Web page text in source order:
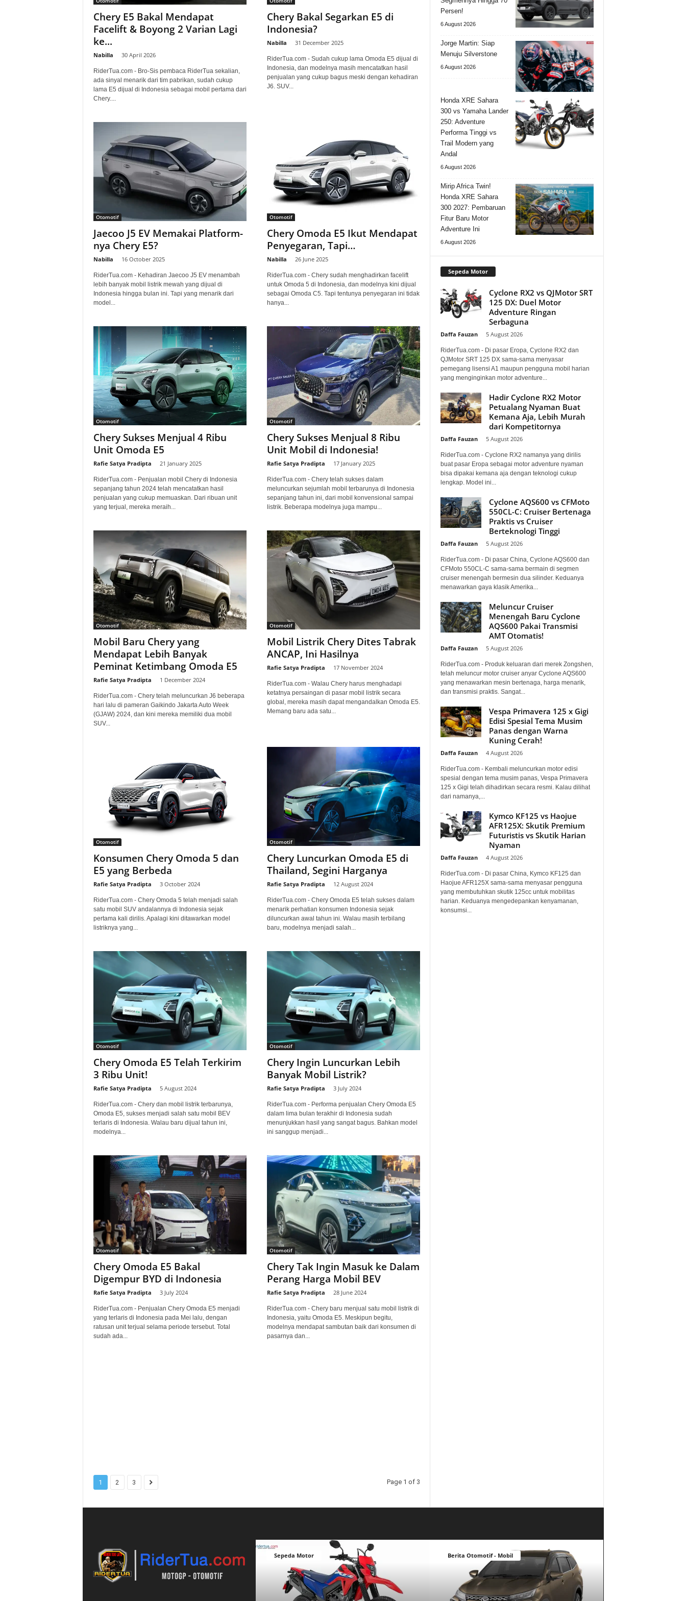
a
.
o
Chery E5 Bakal Mendapat
Facelift & Boyong 2 Varian Lagi
ke...
Nabilla 30 April 2026
RiderTua.com - Bro-Sis pembaca RiderTua sekalian,
ada sinyal menarik dari tim pabrikan, sudah cukup
lama E5 dijual di Indonesia sebagai mobil pertama dari
Chery....
Chery Bakal Segarkan E5 di
Indonesia?
Nabilla 31 December 2025
RiderTua.com - Sudah cukup lama Omoda E5 dijual di
Indonesia, dan modelnya masih mencatatkan hasil
penjualan yang cukup bagus meski dengan kehadiran
J6. SUV...
Otomotif
Jaecoo J5 EV Memakai Platform-
nya Chery E5?
Nabilla 16 October 2025
RiderTua.com - Kehadiran Jaecoo J5 EV menambah
lebih banyak mobil listrik mewah yang dijual di
Indonesia hingga bulan ini. Tapi yang menarik dari
model...
Otomotif
Chery Omoda E5 Ikut Mendapat
Penyegaran, Tapi…
Nabilla 26 June 2025
RiderTua.com - Chery sudah menghadirkan facelift
untuk Omoda 5 di Indonesia, dan modelnya kini dijual
sebagai Omoda C5. Tapi tentunya penyegaran ini tidak
hanya...
Otomotif
Chery Sukses Menjual 4 Ribu
Unit Omoda E5
Rafie Satya Pradipta 21 January 2025
RiderTua.com - Penjualan mobil Chery di Indonesia
sepanjang tahun 2024 telah mencatatkan hasil
penjualan yang cukup memuaskan. Dari ribuan unit
yang terjual, mereka meraih...
Otomotif
Chery Sukses Menjual 8 Ribu
Unit Mobil di Indonesia!
Rafie Satya Pradipta 17 January 2025
RiderTua.com - Chery telah sukses dalam
meluncurkan sejumlah mobil terbarunya di Indonesia
sepanjang tahun ini, dari mobil konvensional sampai
listrik. Beberapa modelnya juga mampu...
Otomotif
Mobil Baru Chery yang
Mendapat Lebih Banyak
Peminat Ketimbang Omoda E5
Rafie Satya Pradipta 1 December 2024
RiderTua.com - Chery telah meluncurkan J6 beberapa
hari lalu di pameran Gaikindo Jakarta Auto Week
(GJAW) 2024, dan kini mereka memiliki dua mobil
SUV...
Otomotif
Mobil Listrik Chery Dites Tabrak
ANCAP, Ini Hasilnya
Rafie Satya Pradipta 17 November 2024
RiderTua.com - Walau Chery harus menghadapi
ketatnya persaingan di pasar mobil listrik secara
global, mereka masih dapat mengandalkan Omoda E5.
Memang baru ada satu...
Otomotif
Konsumen Chery Omoda 5 dan
E5 yang Berbeda
Rafie Satya Pradipta 3 October 2024
RiderTua.com - Chery Omoda 5 telah menjadi salah
satu mobil SUV andalannya di Indonesia sejak
pertama kali dirilis. Apalagi kini ditawarkan model
listriknya yang...
Otomotif
Chery Luncurkan Omoda E5 di
Thailand, Segini Harganya
Rafie Satya Pradipta 12 August 2024
RiderTua.com - Chery Omoda E5 telah sukses dalam
menarik perhatian konsumen Indonesia sejak
diluncurkan awal tahun ini. Walau masih terbilang
baru, modelnya menjadi salah...
Otomotif
Chery Omoda E5 Telah Terkirim
3 Ribu Unit!
Rafie Satya Pradipta 5 August 2024
RiderTua.com - Chery dan mobil listrik terbarunya,
Omoda E5, sukses menjadi salah satu mobil BEV
terlaris di Indonesia. Walau baru dijual tahun ini,
modelnya...
Otomotif
Chery Ingin Luncurkan Lebih
Banyak Mobil Listrik?
Rafie Satya Pradipta 3 July 2024
RiderTua.com - Performa penjualan Chery Omoda E5
dalam lima bulan terakhir di Indonesia sudah
menunjukkan hasil yang sangat bagus. Bahkan model
ini sanggup menjadi...
Otomotif
Chery Omoda E5 Bakal
Digempur BYD di Indonesia
Rafie Satya Pradipta 3 July 2024
RiderTua.com - Penjualan Chery Omoda E5 menjadi
yang terlaris di Indonesia pada Mei lalu, dengan
ratusan unit terjual selama periode tersebut. Total
sudah ada...
Otomotif
Chery Tak Ingin Masuk ke Dalam
Perang Harga Mobil BEV
Rafie Satya Pradipta 28 June 2024
RiderTua.com - Chery baru menjual satu mobil listrik di
Indonesia, yaitu Omoda E5. Meskipun begitu,
modelnya mendapat sambutan baik dari konsumen di
pasarnya dan...
1 2 3 Page 1 of 3
Persen!
6 August 2026
Jorge Martin: Siap
Menuju Silverstone
6 August 2026
Honda XRE Sahara
300 vs Yamaha Lander
250: Adventure
Performa Tinggi vs
Trail Modern yang
Andal
6 August 2026
Mirip Africa Twin!
Honda XRE Sahara
300 2027: Pembaruan
Fitur Baru Motor
Adventure Ini
6 August 2026
Sepeda Motor
Cyclone RX2 vs QJMotor SRT
125 DX: Duel Motor
Adventure Ringan
Serbaguna
Daffa Fauzan 5 August 2026
RiderTua.com - Di pasar Eropa, Cyclone RX2 dan
QJMotor SRT 125 DX sama-sama menyasar
pemegang lisensi A1 maupun pengguna mobil harian
yang menginginkan motor adventure...
Hadir Cyclone RX2 Motor
Petualang Nyaman Buat
Kemana Aja, Lebih Murah
dari Kompetitornya
Daffa Fauzan 5 August 2026
RiderTua.com - Cyclone RX2 namanya yang dirilis
buat pasar Eropa sebagai motor adventure nyaman
bisa dipakai kemana aja dengan teknologi cukup
lengkap. Model ini...
Cyclone AQS600 vs CFMoto
550CL-C: Cruiser Bertenaga
Praktis vs Cruiser
Berteknologi Tinggi
Daffa Fauzan 5 August 2026
RiderTua.com - Di pasar China, Cyclone AQS600 dan
CFMoto 550CL-C sama-sama bermain di segmen
cruiser menengah bermesin dua silinder. Keduanya
menawarkan gaya klasik Amerika...
Meluncur Cruiser
Menengah Baru Cyclone
AQS600 Pakai Transmisi
AMT Otomatis!
Daffa Fauzan 5 August 2026
RiderTua.com - Produk keluaran dari merek Zongshen,
telah meluncur motor cruiser anyar Cyclone AQS600
yang menawarkan mesin bertenaga, harga menarik,
dan transmisi praktis. Sangat...
Vespa Primavera 125 x Gigi
Edisi Spesial Tema Musim
Panas dengan Warna
Kuning Cerah!
Daffa Fauzan 4 August 2026
RiderTua.com - Kembali meluncurkan motor edisi
spesial dengan tema musim panas, Vespa Primavera
125 x Gigi telah dihadirkan secara resmi. Kalau dilihat
dari namanya,...
Kymco KF125 vs Haojue
AFR125X: Skutik Premium
Futuristis vs Skutik Harian
Nyaman
Daffa Fauzan 4 August 2026
RiderTua.com - Di pasar China, Kymco KF125 dan
Haojue AFR125X sama-sama menyasar pengguna
yang membutuhkan skutik 125cc untuk mobilitas
harian. Keduanya mengedepankan kenyamanan,
konsumsi...
Sepeda Motor Berita Otomotif - Mobil